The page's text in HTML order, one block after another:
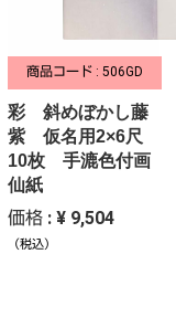
商品コード : 506GD
彩 斜めぼかし藤
紫 仮名用2×6尺
10枚 手漉色付画
仙紙
価格 : ¥ 9,504
（税込）